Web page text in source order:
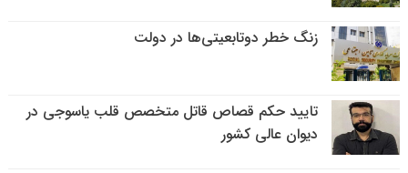
زنگ خطر دوتابعیتی‌ها در دولت
تایید حکم قصاص قاتل متخصص قلب یاسوجی در
دیوان عالی کشور